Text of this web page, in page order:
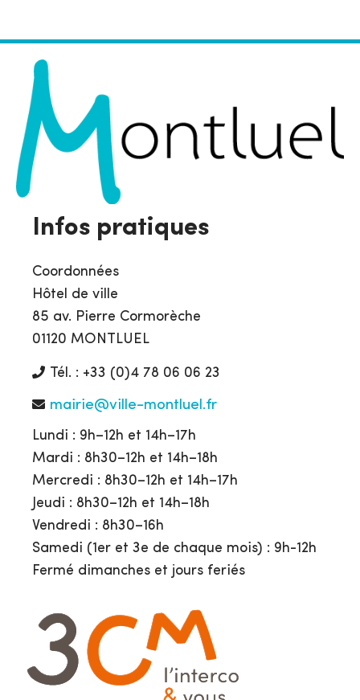
Infos pratiques
Coordonnées
Hôtel de ville
85 av. Pierre Cormorèche
01120 MONTLUEL
Tél. : +33 (0)4 78 06 06 23
mairie@ville-montluel.fr
Lundi : 9h–12h et 14h–17h
Mardi : 8h30–12h et 14h–18h
Mercredi : 8h30–12h et 14h–17h
Jeudi : 8h30–12h et 14h–18h
Vendredi : 8h30–16h
Samedi (1er et 3e de chaque mois) : 9h-12h
Fermé dimanches et jours feriés